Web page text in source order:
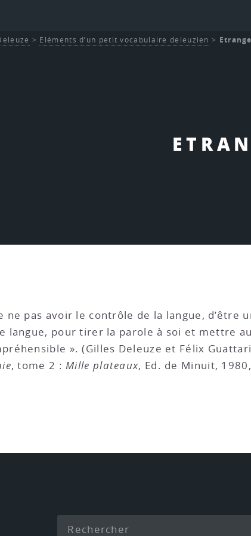
> Eléments d’un petit vocabulaire deleuzien >
ne pas avoir le contrôle de la langue, d’être
langue, pour tirer la parole à soi et mettre
». (Gilles Deleuze et Félix
, tome 2 :Mille plateaux, Ed. de Minuit,